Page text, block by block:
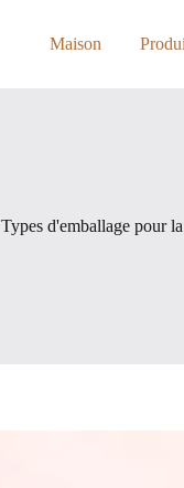
Maison
Types d'emballage pour